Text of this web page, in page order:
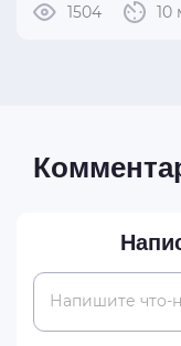
1504 10
Напишите что-